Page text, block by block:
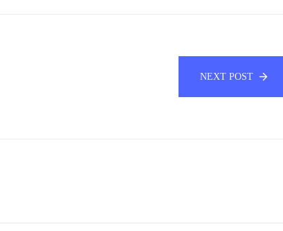
NEXT POST